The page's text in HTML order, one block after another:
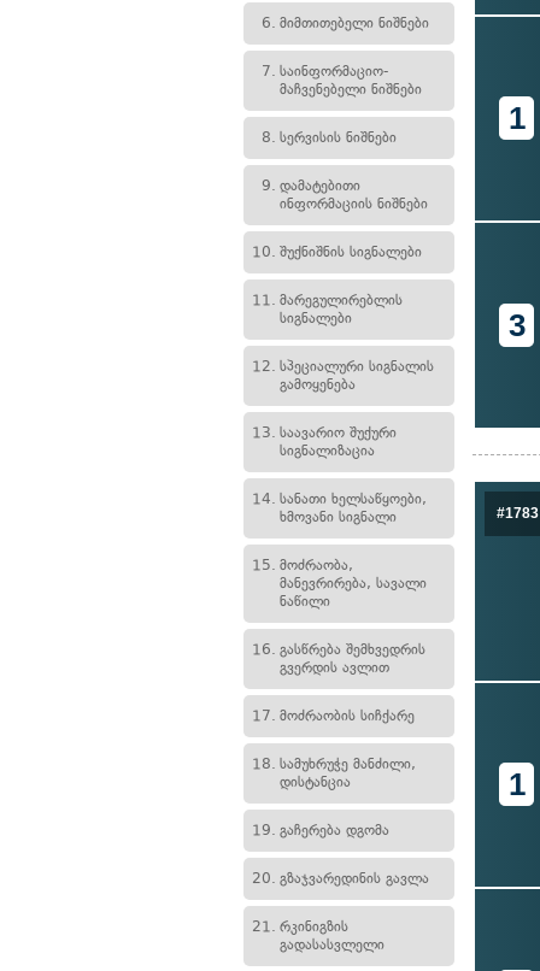
6. მიმთითებელი ნიშნები
7. საინფორმაციო-
მაჩვენებელი ნიშნები
8. სერვისის ნიშნები
9. დამატებითი
ინფორმაციის ნიშნები
10. შუქნიშნის სიგნალები
11. მარეგულირებლის
სიგნალები
12. სპეციალური სიგნალის
გამოყენება
13. საავარიო შუქური
სიგნალიზაცია
14. სანათი ხელსაწყოები,
ხმოვანი სიგნალი
15. მოძრაობა,
მანევრირება, სავალი
ნაწილი
16. გასწრება შემხვედრის
გვერდის ავლით
17. მოძრაობის სიჩქარე
18. სამუხრუჭე მანძილი,
დისტანცია
19. გაჩერება დგომა
20. გზაჯვარედინის გავლა
21. რკინიგზის
გადასასვლელი
1
3
#1783
1